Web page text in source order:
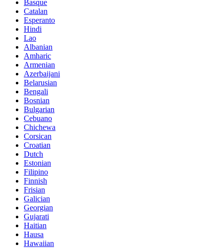
Basque
Catalan
Esperanto
Hindi
Lao
Albanian
Amharic
Armenian
Azerbaijani
Belarusian
Bengali
Bosnian
Bulgarian
Cebuano
Chichewa
Corsican
Croatian
Dutch
Estonian
Filipino
Finnish
Frisian
Galician
Georgian
Gujarati
Haitian
Hausa
Hawaiian